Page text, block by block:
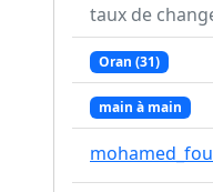
taux de
Oran (31)
main à main